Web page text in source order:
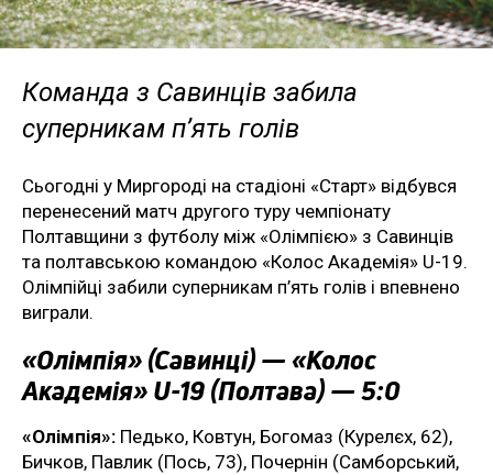
Команда з Савинців забила
суперникам п’ять голів
Сьогодні у Миргороді на стадіоні «Старт» відбувся
перенесений матч другого туру чемпіонату
Полтавщини з футболу між «Олімпією» з Савинців
та полтавською командою «Колос Академія» U-19.
Олімпійці забили суперникам п’ять голів і впевнено
виграли.
«Олімпія» (Савинці) — «Колос
Академія» U-19 (Полтава) — 5:0
«Олімпія»: Педько, Ковтун, Богомаз (Курелєх, 62),
Бичков, Павлик (Пось, 73), Почернін (Самборський,